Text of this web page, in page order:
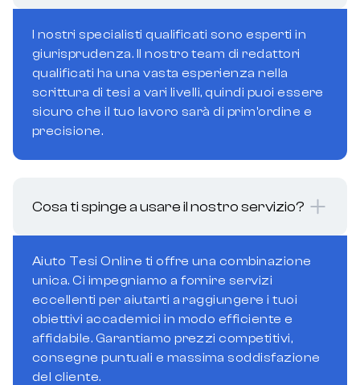
I nostri specialisti qualificati sono esperti in
giurisprudenza. Il nostro team di redattori
qualificati ha una vasta esperienza nella
scrittura di tesi a vari livelli, quindi puoi essere
sicuro che il tuo lavoro sarà di prim'ordine e
precisione.
Cosa ti spinge a usare il nostro servizio?
Aiuto Tesi Online ti offre una combinazione
unica. Ci impegniamo a fornire servizi
eccellenti per aiutarti a raggiungere i tuoi
obiettivi accademici in modo efficiente e
affidabile. Garantiamo prezzi competitivi,
consegne puntuali e massima soddisfazione
del cliente.